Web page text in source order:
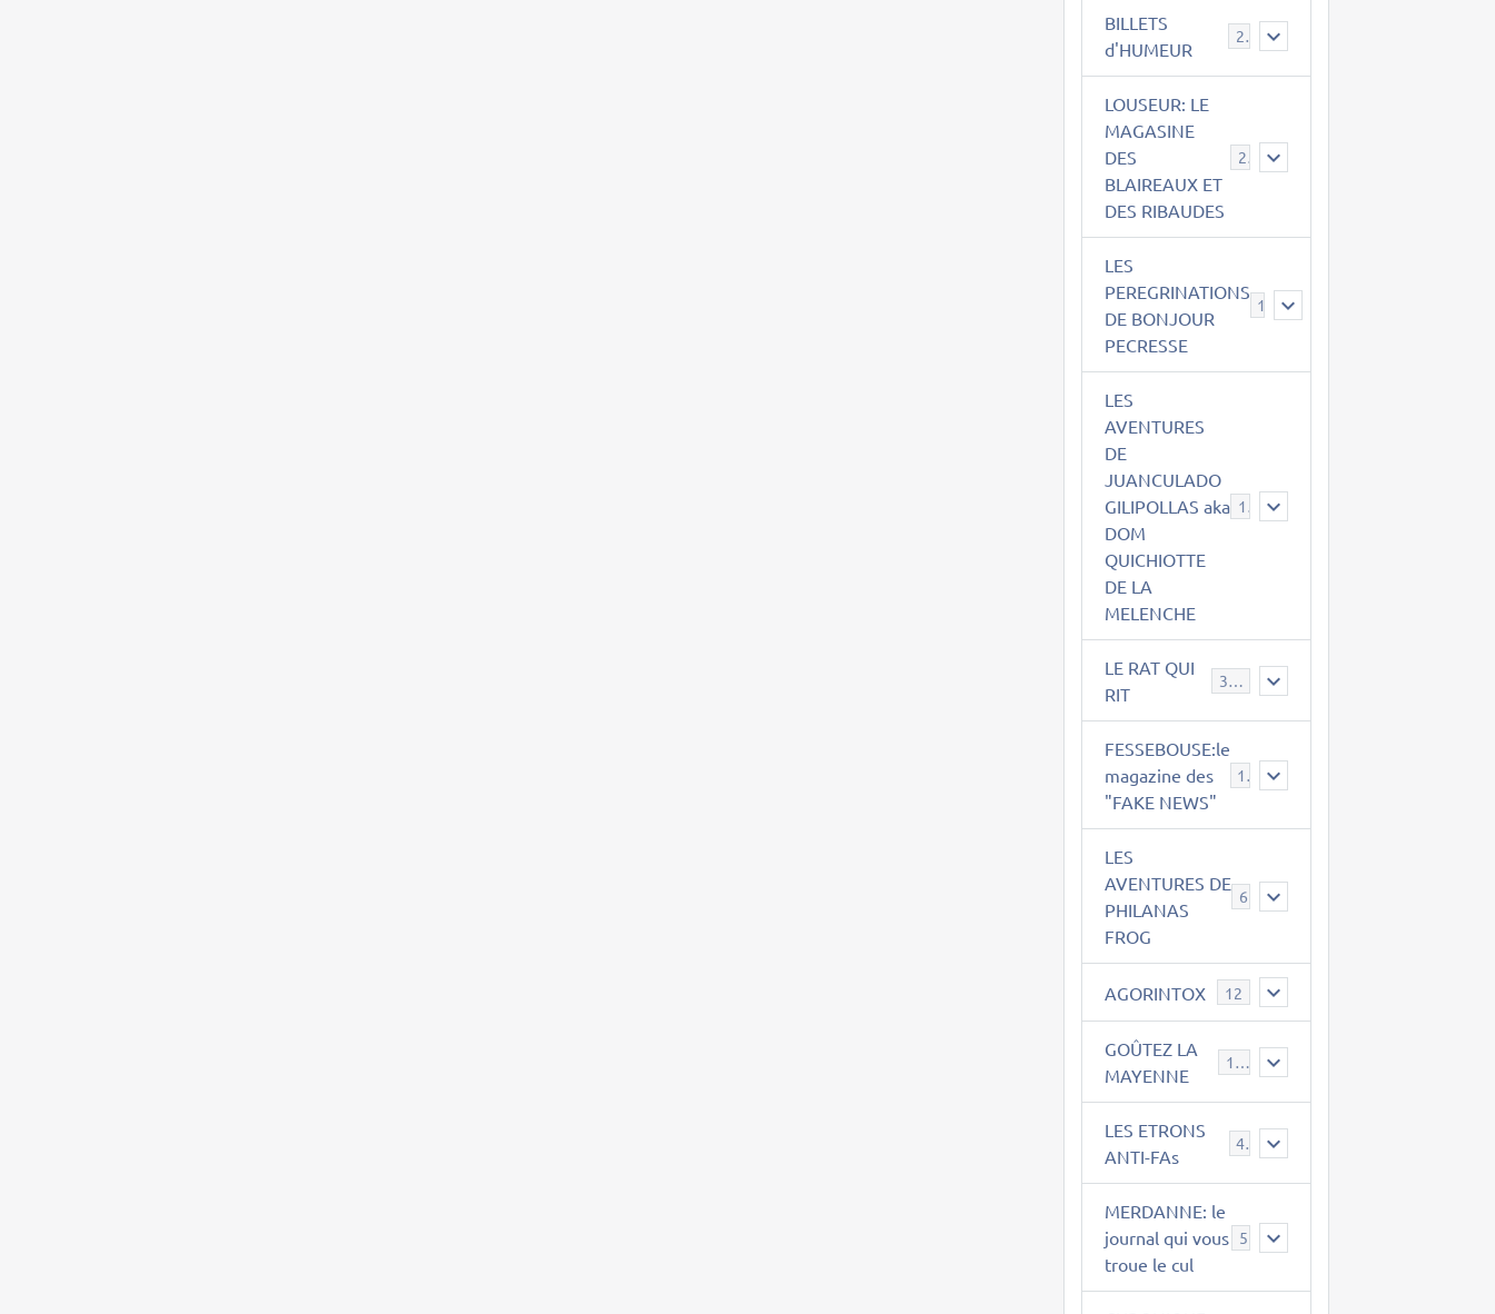
BILLETS
d'HUMEUR
2
LOUSEUR: LE
MAGASINE
DES
BLAIREAUX ET
DES RIBAUDES
21
LES
PEREGRINATIONS
DE BONJOUR
PECRESSE
14
LES
AVENTURES
DE
JUANCULADO
GILIPOLLAS aka
DOM
QUICHIOTTE
DE LA
MELENCHE
119
LE RAT QUI
RIT
395
FESSEBOUSE:le
magazine des
"FAKE NEWS"
19
LES
AVENTURES DE
PHILANAS
FROG
AGORINTOX 12
GOÛTEZ LA
MAYENNE
189
LES ETRONS
ANTI-FAs
4
MERDANNE: le
journal qui vous
troue le cul